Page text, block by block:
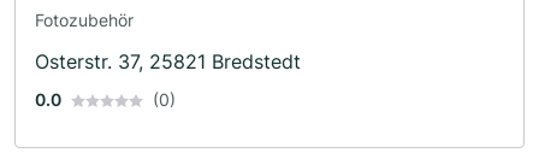
Fotozubehör
Osterstr. 37, 25821 Bredstedt
0.0 (0)